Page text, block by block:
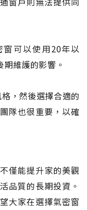
可以使用20年以
期維護的影響。
，然後選擇合適的
隊也很重要，以確
僅能提升家的美觀
品質的長期投資。
大家在選擇氣密窗